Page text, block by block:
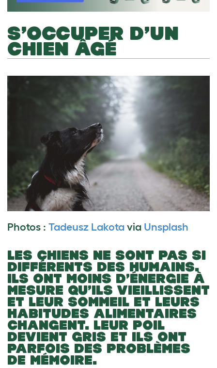
S’OCCUPER D’UN
CHIEN ÂGÉ
Photos : Tadeusz Lakota via Unsplash
LES CHIENS NE SONT PAS SI
DIFFÉRENTS DES HUMAINS.
ILS ONT MOINS D’ÉNERGIE À
MESURE QU’ILS VIEILLISSENT
ET LEUR SOMMEIL ET LEURS
HABITUDES ALIMENTAIRES
CHANGENT. LEUR POIL
DEVIENT GRIS ET ILS ONT
PARFOIS DES PROBLÈMES
DE MÉMOIRE.